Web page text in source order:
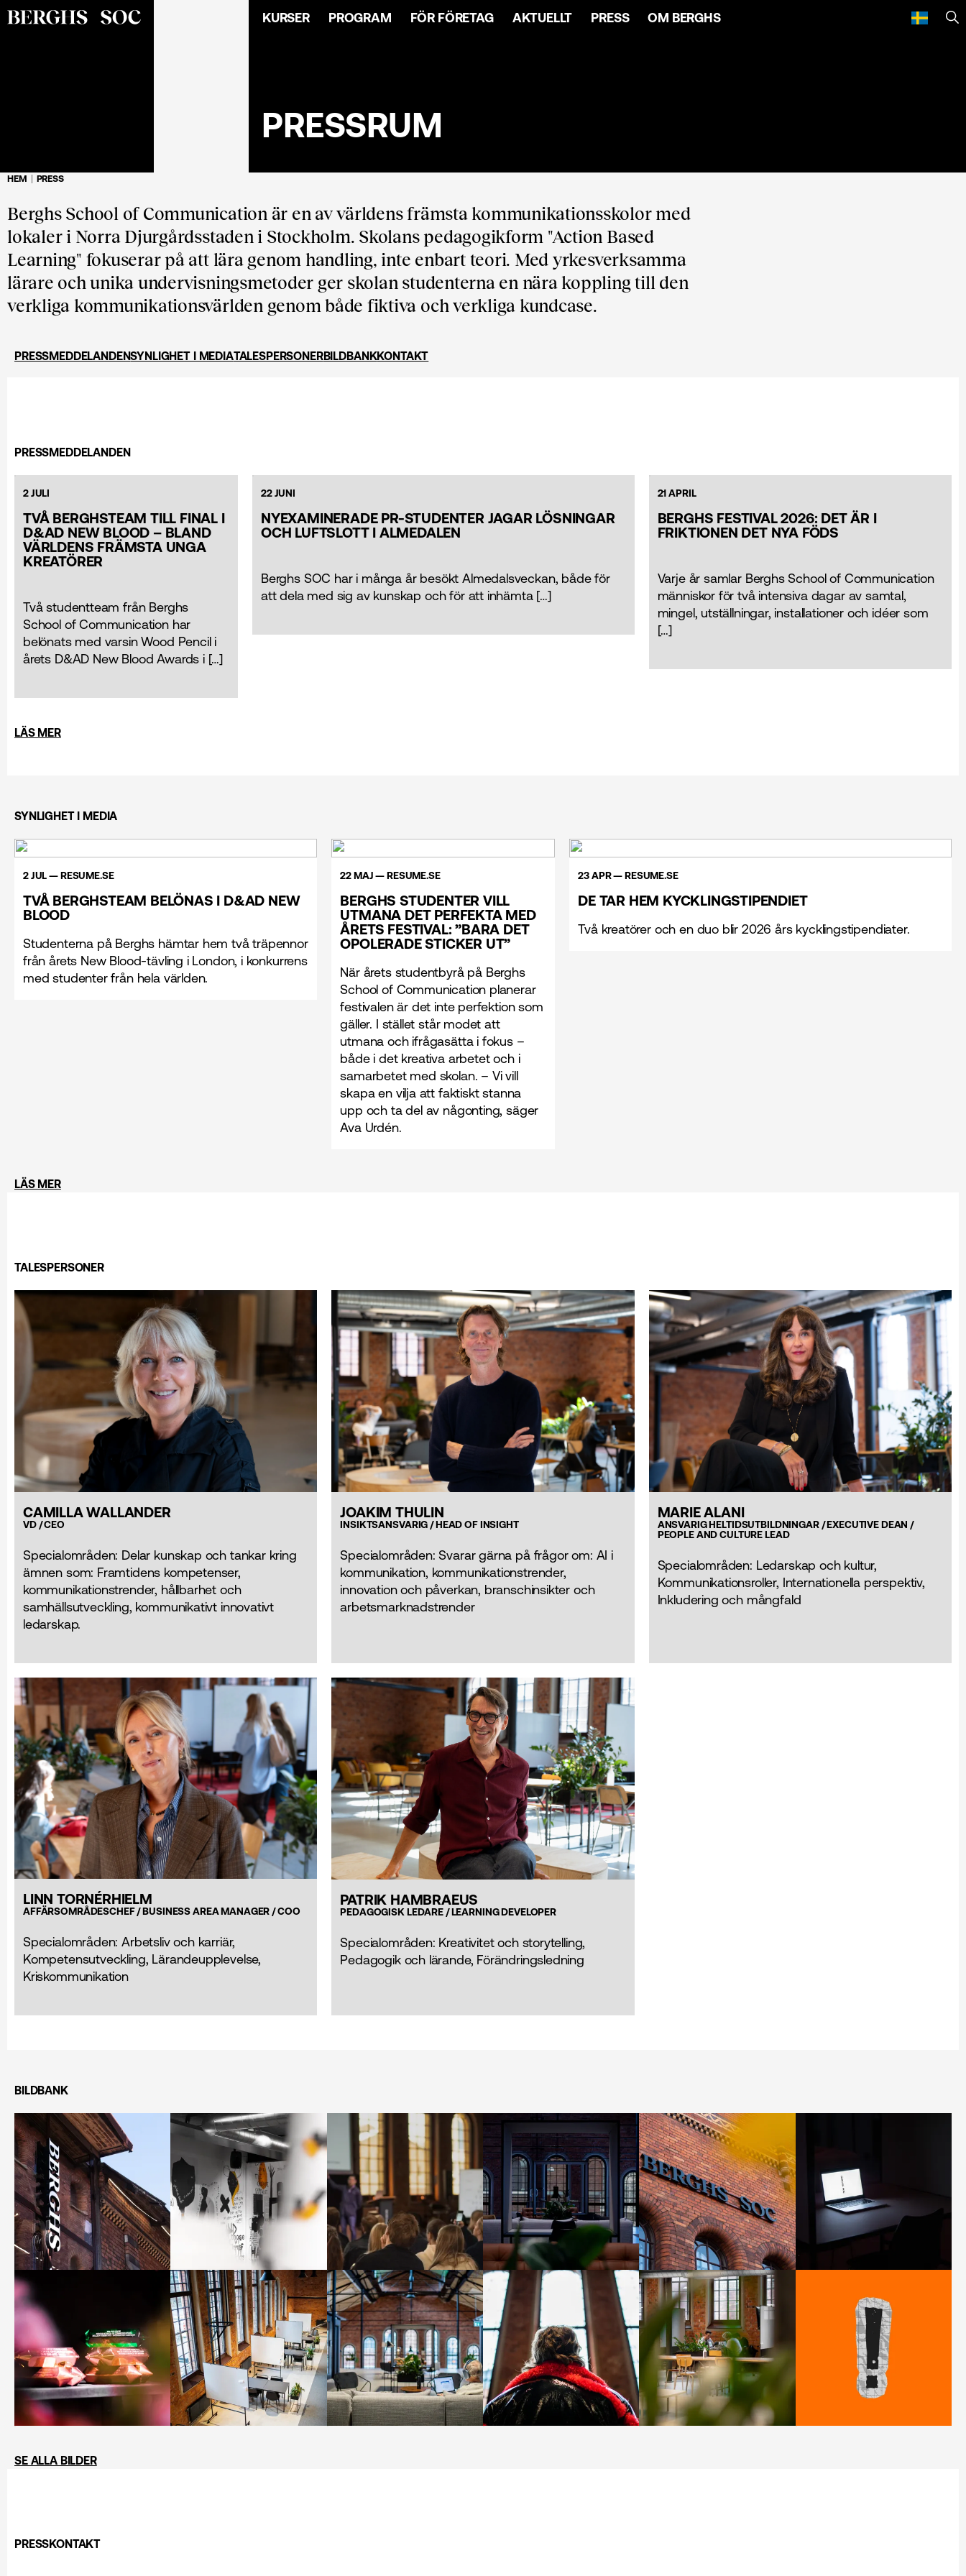
KURSER PROGRAM FÖR FÖRETAG AKTUELLT PRESS OM BERGHS
PRESSRUM
HEM PRESS
Berghs School of Communication är en av världens främsta kommunikationsskolor med
lokaler i Norra Djurgårdsstaden i Stockholm. Skolans pedagogikform "Action Based
Learning" fokuserar på att lära genom handling, inte enbart teori. Med yrkesverksamma
lärare och unika undervisningsmetoder ger skolan studenterna en nära koppling till den
verkliga kommunikationsvärlden genom både fiktiva och verkliga kundcase.
PRESSMEDDELANDENSYNLIGHET I MEDIATALESPERSONERBILDBANKKONTAKT
PRESSMEDDELANDEN
2 JULI
TVÅ BERGHSTEAM TILL FINAL I
D&AD NEW BLOOD – BLAND
VÄRLDENS FRÄMSTA UNGA
KREATÖRER
Två studentteam från Berghs
School of Communication har
belönats med varsin Wood Pencil i
årets D&AD New Blood Awards i […]
22 JUNI
NYEXAMINERADE PR-STUDENTER JAGAR LÖSNINGAR
OCH LUFTSLOTT I ALMEDALEN
Berghs SOC har i många år besökt Almedalsveckan, både för
att dela med sig av kunskap och för att inhämta […]
21 APRIL
BERGHS FESTIVAL 2026: DET ÄR I
FRIKTIONEN DET NYA FÖDS
Varje år samlar Berghs School of Communication
människor för två intensiva dagar av samtal,
mingel, utställningar, installationer och idéer som
[…]
LÄS MER
SYNLIGHET I MEDIA
2 JUL — RESUME.SE
TVÅ BERGHSTEAM BELÖNAS I D&AD NEW
BLOOD
Studenterna på Berghs hämtar hem två träpennor
från årets New Blood-tävling i London, i konkurrens
med studenter från hela världen.
22 MAJ — RESUME.SE
BERGHS STUDENTER VILL
UTMANA DET PERFEKTA MED
ÅRETS FESTIVAL: ”BARA DET
OPOLERADE STICKER UT”
När årets studentbyrå på Berghs
School of Communication planerar
festivalen är det inte perfektion som
gäller. I stället står modet att
utmana och ifrågasätta i fokus –
både i det kreativa arbetet och i
samarbetet med skolan. – Vi vill
skapa en vilja att faktiskt stanna
upp och ta del av någonting, säger
Ava Urdén.
23 APR — RESUME.SE
DE TAR HEM KYCKLINGSTIPENDIET
Två kreatörer och en duo blir 2026 års kycklingstipendiater.
LÄS MER
TALESPERSONER
CAMILLA WALLANDER
VD / CEO
Specialområden: Delar kunskap och tankar kring
ämnen som: Framtidens kompetenser,
kommunikationstrender, hållbarhet och
samhällsutveckling, kommunikativt innovativt
ledarskap.
JOAKIM THULIN
INSIKTSANSVARIG / HEAD OF INSIGHT
Specialområden: Svarar gärna på frågor om: AI i
kommunikation, kommunikationstrender,
innovation och påverkan, branschinsikter och
arbetsmarknadstrender
MARIE ALANI
ANSVARIG HELTIDS­UTBILDNINGAR / EXECUTIVE DEAN /
PEOPLE AND CULTURE LEAD
Specialområden: Ledarskap och kultur,
Kommunikationsroller, Internationella perspektiv,
Inkludering och mångfald
LINN TORNÉRHIELM
AFFÄRSOMRÅDESCHEF / BUSINESS AREA MANAGER / COO
Specialområden: Arbetsliv och karriär,
Kompetensutveckling, Lärandeupplevelse,
Kriskommunikation
PATRIK HAMBRAEUS
PEDAGOGISK LEDARE / LEARNING DEVELOPER
Specialområden: Kreativitet och storytelling,
Pedagogik och lärande, Förändringsledning
BILDBANK
SE ALLA BILDER
PRESSKONTAKT